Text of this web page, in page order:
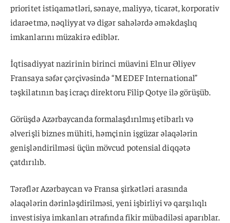
prioritet istiqamətləri, sənaye, maliyyə, ticarət, korporativ
idarəetmə, nəqliyyat və digər sahələrdə əməkdaşlıq
imkanlarını müzakirə ediblər.
İqtisadiyyat nazirinin birinci müavini Elnur Əliyev
Fransaya səfər çərçivəsində “MEDEF International”
təşkilatının baş icraçı direktoru Filip Qotye ilə görüşüb.
Görüşdə Azərbaycanda formalaşdırılmış etibarlı və
əlverişli biznes mühiti, həmçinin işgüzar əlaqələrin
genişləndirilməsi üçün mövcud potensial diqqətə
çatdırılıb.
Tərəflər Azərbaycan və Fransa şirkətləri arasında
əlaqələrin dərinləşdirilməsi, yeni işbirliyi və qarşılıqlı
investisiya imkanları ətrafında fikir mübadiləsi aparıblar.